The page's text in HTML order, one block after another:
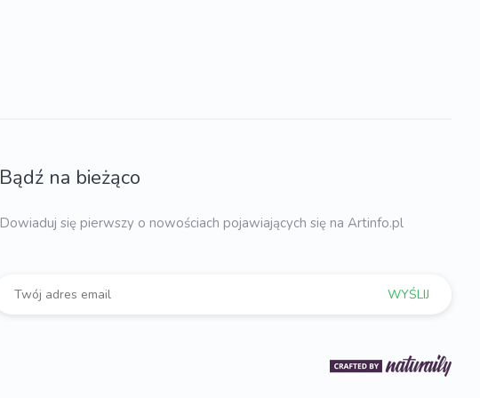
Bądź na bieżąco
Dowiaduj się pierwszy o nowościach pojawiających się na Artinfo.pl
WYŚLIJ